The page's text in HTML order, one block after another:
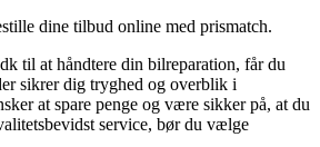
dine tilbud online med prismatch.
til at håndtere din bilreparation, får du
sikrer dig tryghed og overblik i
at spare penge og være sikker på, at du
service, bør du vælge